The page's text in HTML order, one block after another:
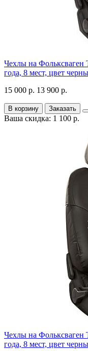
Чехлы на Фольксваген
года, 8 мест, цвет
15 000 р. 13 900 р.
В корзину Заказать
Ваша скидка: 1 100 р.
Чехлы на Фольксваген
года, 8 мест, цвет